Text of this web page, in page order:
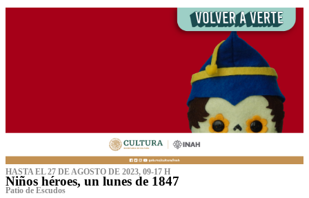
HASTA EL 27 DE AGOSTO DE 2023, 09-17 H
Niños héroes, un lunes de 1847
Patio de Escudos